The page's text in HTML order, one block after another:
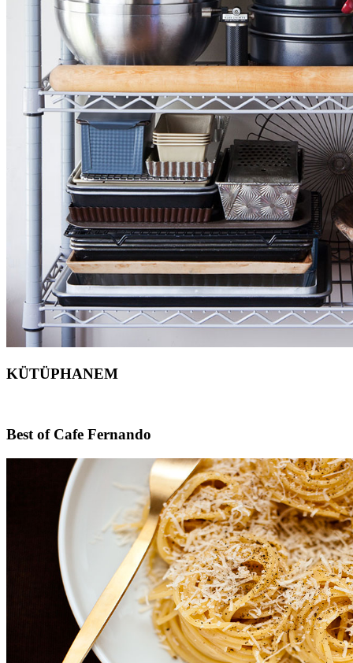
KÜTÜPHANEM
Footer
Best of Cafe Fernando